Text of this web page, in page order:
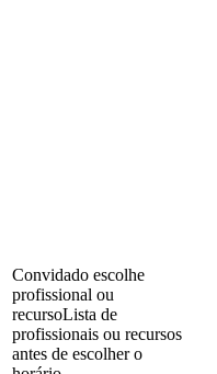
Convidado escolhe
profissional ou
recursoLista de
profissionais ou recursos
antes de escolher o